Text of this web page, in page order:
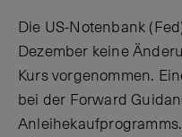
Die US-Notenbank
Dezember keine
Kurs vorgenommen.
bei der Forward